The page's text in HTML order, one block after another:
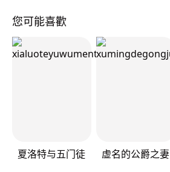
您可能喜歡
夏洛特与五门徒 虚名的公爵之妻